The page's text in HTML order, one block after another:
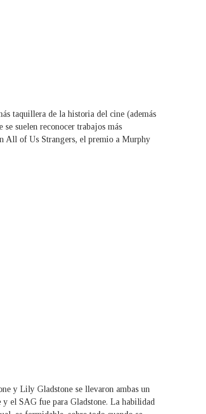
taquillera de la historia del cine (además
suelen reconocer trabajos más
All of Us Strangers, el premio a Murphy
y Lily Gladstone se llevaron ambas un
el SAG fue para Gladstone. La habilidad